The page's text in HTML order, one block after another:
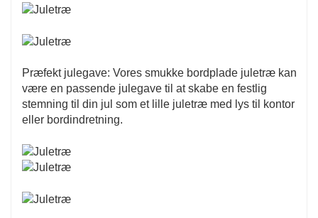
Præfekt julegave: Vores smukke bordplade juletræ kan
være en passende julegave til at skabe en festlig
stemning til din jul som et lille juletræ med lys til kontor
eller bordindretning.